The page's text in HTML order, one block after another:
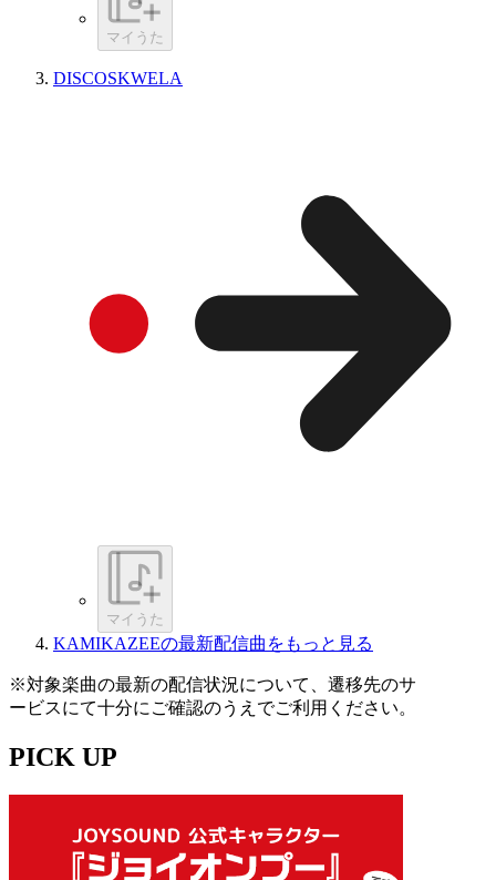
マイうた
DISCOSKWELA
マイうた
KAMIKAZEEの最新配信曲をもっと見る
※対象楽曲の最新の配信状況について、遷移先のサ
ービスにて十分にご確認のうえでご利用ください。
PICK UP